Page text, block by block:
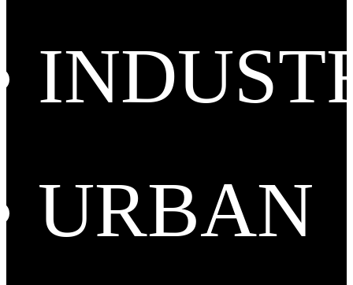
URBAN